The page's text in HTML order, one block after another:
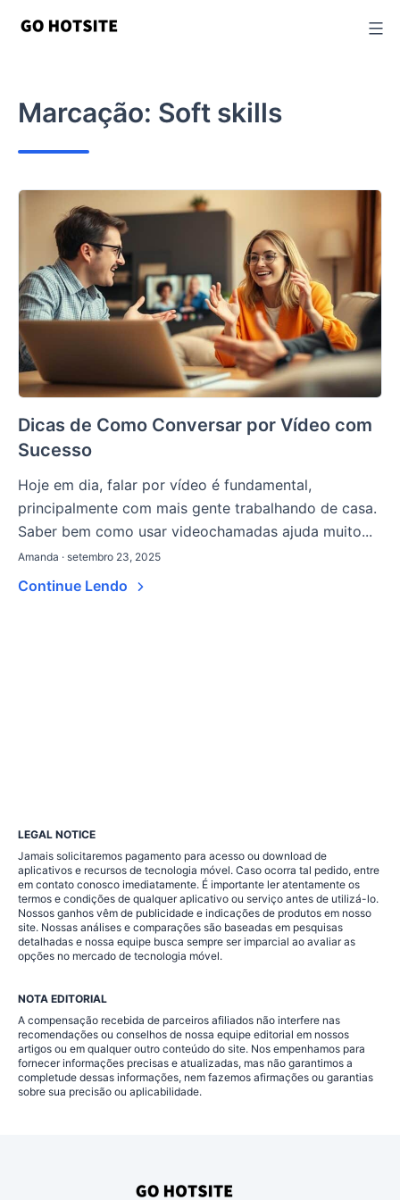
Marcação: Soft skills
Dicas de Como Conversar por Vídeo com
Sucesso
Hoje em dia, falar por vídeo é fundamental,
principalmente com mais gente trabalhando de casa.
Saber bem como usar videochamadas ajuda muito...
Amanda · setembro 23, 2025
Continue Lendo
LEGAL NOTICE
Jamais solicitaremos pagamento para acesso ou download de
aplicativos e recursos de tecnologia móvel. Caso ocorra tal pedido, entre
em contato conosco imediatamente. É importante ler atentamente os
termos e condições de qualquer aplicativo ou serviço antes de utilizá-lo.
Nossos ganhos vêm de publicidade e indicações de produtos em nosso
site. Nossas análises e comparações são baseadas em pesquisas
detalhadas e nossa equipe busca sempre ser imparcial ao avaliar as
opções no mercado de tecnologia móvel.
NOTA EDITORIAL
A compensação recebida de parceiros afiliados não interfere nas
recomendações ou conselhos de nossa equipe editorial em nossos
artigos ou em qualquer outro conteúdo do site. Nos empenhamos para
fornecer informações precisas e atualizadas, mas não garantimos a
completude dessas informações, nem fazemos afirmações ou garantias
sobre sua precisão ou aplicabilidade.